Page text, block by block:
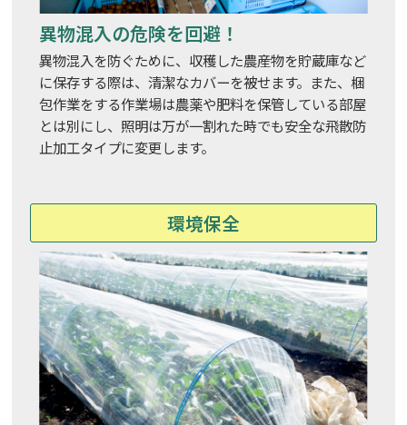
異物混入の危険を回避！
異物混入を防ぐために、収穫した農産物を貯蔵庫など
に保存する際は、清潔なカバーを被せます。また、梱
包作業をする作業場は農薬や肥料を保管している部屋
とは別にし、照明は万が一割れた時でも安全な飛散防
止加工タイプに変更します。
環境保全